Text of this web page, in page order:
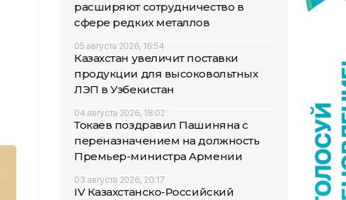
расширяют сотрудничество в
сфере редких металлов
05 августа 2026, 16:54
Казахстан увеличит поставки
продукции для высоковольтных
ЛЭП в Узбекистан
04 августа 2026, 18:02
Токаев поздравил Пашиняна с
переназначением на должность
Премьер-министра Армении
03 августа 2026, 20:17
IV Казахстанско-Российский